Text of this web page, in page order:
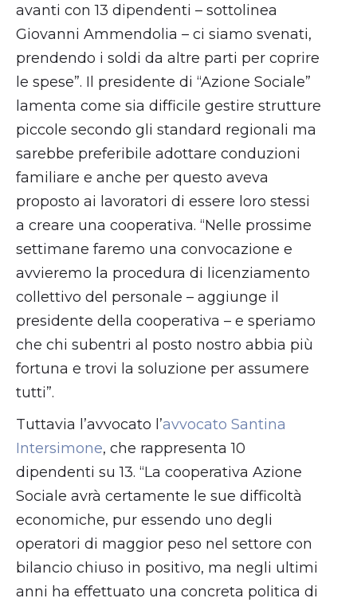
avanti con 13 dipendenti – sottolinea
Giovanni Ammendolia – ci siamo svenati,
prendendo i soldi da altre parti per coprire
le spese”. Il presidente di “Azione Sociale”
lamenta come sia difficile gestire strutture
piccole secondo gli standard regionali ma
sarebbe preferibile adottare conduzioni
familiare e anche per questo aveva
proposto ai lavoratori di essere loro stessi
a creare una cooperativa. “Nelle prossime
settimane faremo una convocazione e
avvieremo la procedura di licenziamento
collettivo del personale – aggiunge il
presidente della cooperativa – e speriamo
che chi subentri al posto nostro abbia più
fortuna e trovi la soluzione per assumere
tutti”.
Tuttavia l’avvocato l’avvocato Santina
Intersimone, che rappresenta 10
dipendenti su 13. “La cooperativa Azione
Sociale avrà certamente le sue difficoltà
economiche, pur essendo uno degli
operatori di maggior peso nel settore con
bilancio chiuso in positivo, ma negli ultimi
anni ha effettuato una concreta politica di